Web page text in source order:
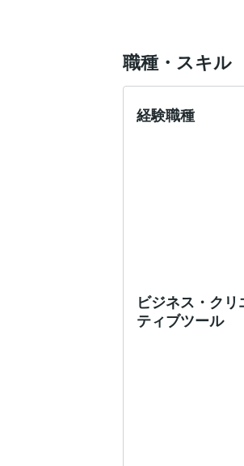
職種・スキル
経験職種
ビジネス・クリ
ティブツール